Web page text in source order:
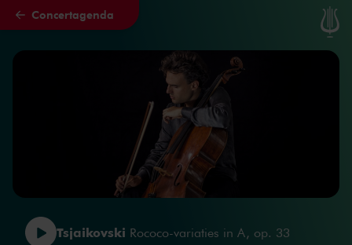
Naar hoofdcontent
Concertagenda
Tsjaikovski Rococo-variaties in A, op. 33